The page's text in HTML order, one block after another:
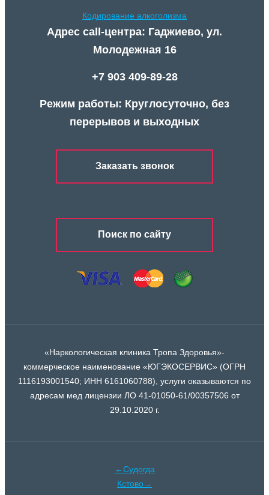
Кодирование алкоголизма
Адрес call-центра: Гаджиево, ул.
Молодежная 16
+7 903 409-89-28
Режим работы: Круглосуточно, без
перерывов и выходных
Заказать звонок
Поиск по сайту
«Наркологическая клиника Тропа Здоровья»-
коммерческое наименование «ЮГЭКОСЕРВИС» (ОГРН
1116193001540; ИНН 6161060788), услуги оказываются по
адресам мед лицензии ЛО 41-01050-61/00357506 от
29.10.2020 г.
←Судогда
Кстово→